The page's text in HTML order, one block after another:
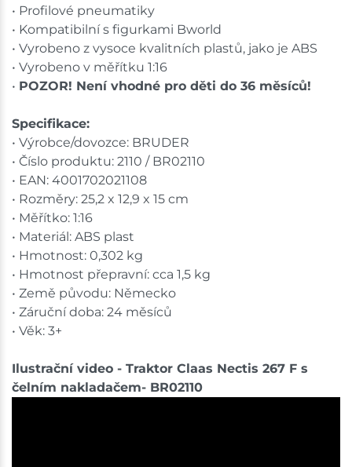
• Profilové pneumatiky
• Kompatibilní s figurkami Bworld
• Vyrobeno z vysoce kvalitních plastů, jako je ABS
• Vyrobeno v měřítku 1:16
• POZOR! Není vhodné pro děti do 36 měsíců!
Specifikace:
• Výrobce/dovozce: BRUDER
• Číslo produktu: 2110 / BR02110
• EAN: 4001702021108
• Rozměry: 25,2 x 12,9 x 15 cm
• Měřítko: 1:16
• Materiál: ABS plast
• Hmotnost: 0,302 kg
• Hmotnost přepravní: cca 1,5 kg
• Země původu: Německo
• Záruční doba: 24 měsíců
• Věk: 3+
Ilustrační video - Traktor Claas Nectis 267 F s
čelním nakladačem- BR02110